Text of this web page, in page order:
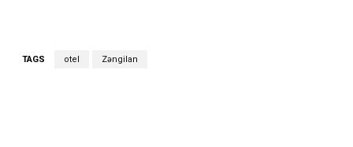
TAGS otel Zəngilan